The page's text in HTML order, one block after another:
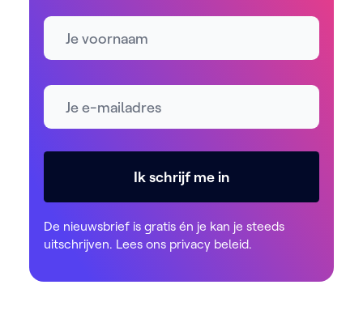
Naam
E-mailadres *
Ik schrijf me in
De nieuwsbrief is gratis én je kan je steeds
uitschrijven. Lees ons privacy beleid.